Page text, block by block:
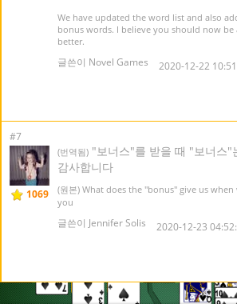
We have updated the word list and also
bonus words. I believe you should now
better.
글쓴이 Novel Games 2020-12-22
#7
1069
(번역됨) "보너스"를 받을 때 "보너스"
감사합니다
(원본) What does the "bonus" give us
you
글쓴이 Jennifer Solis 2020-12-23